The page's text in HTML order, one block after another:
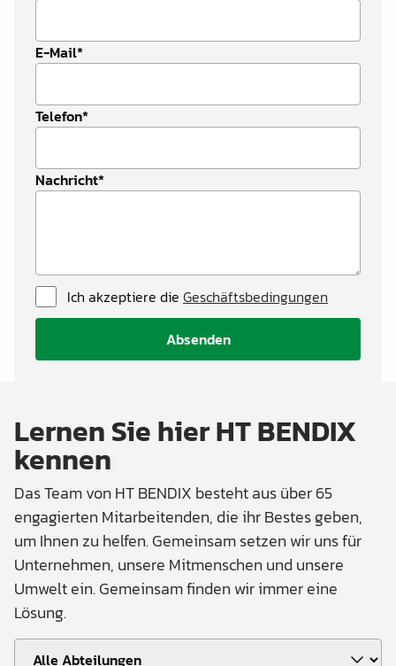
E-Mail*
Telefon*
Nachricht*
Ich akzeptiere die Geschäftsbedingungen
Absenden
Lernen Sie hier HT BENDIX
kennen
Das Team von HT BENDIX besteht aus über 65
engagierten Mitarbeitenden, die ihr Bestes geben,
um Ihnen zu helfen. Gemeinsam setzen wir uns für
Unternehmen, unsere Mitmenschen und unsere
Umwelt ein. Gemeinsam finden wir immer eine
Lösung.